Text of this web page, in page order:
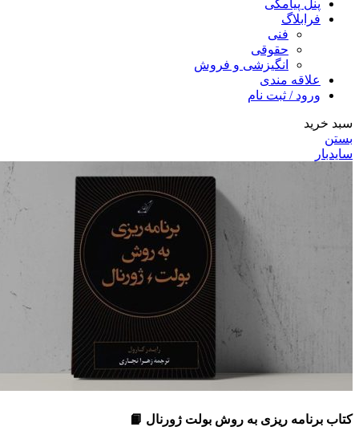
پنل پیامکی
فرابلاگ
فنی
حقوقی
انگیزشی و فروش
علاقه مندی
ورود / ثبت نام
سبد خرید
بستن
سایدبار
کتاب برنامه ریزی به روش بولت ژورنال 📙